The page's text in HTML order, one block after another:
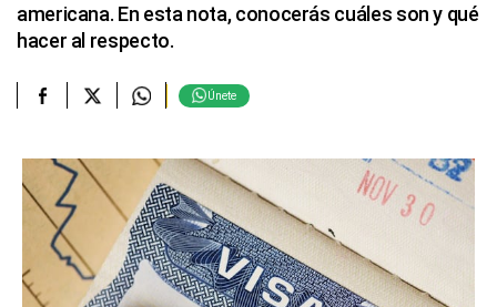
americana. En esta nota, conocerás cuáles son y qué
hacer al respecto.
Únete